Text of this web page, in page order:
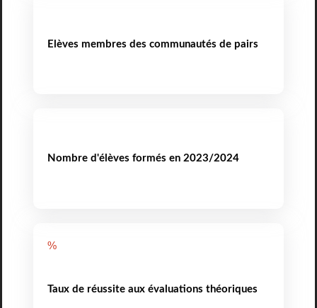
Elèves membres des communautés de pairs
Nombre d'élèves formés en 2023/2024
%
Taux de réussite aux évaluations théoriques